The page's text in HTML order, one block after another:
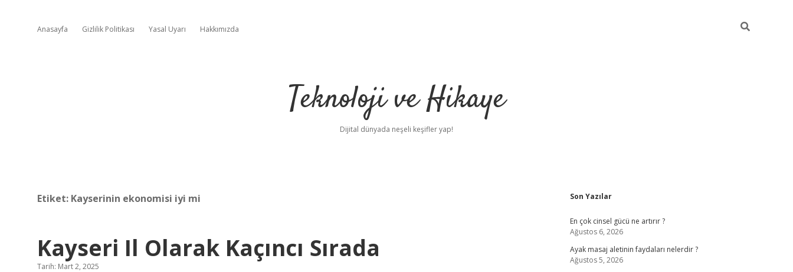
Anasayfa Gizlilik Politikası Yasal Uyarı Hakkımızda
Teknoloji ve Hikaye
Dijital dünyada neşeli keşifler yap!
Etiket: Kayserinin ekonomisi iyi mi
Kayseri Il Olarak Kaçıncı Sırada
Tarih: Mart 2, 2025
Sidebar
Son Yazılar
En çok cinsel gücü ne artırır ?
Ağustos 6, 2026
Ayak masaj aletinin faydaları nelerdir ?
Ağustos 5, 2026